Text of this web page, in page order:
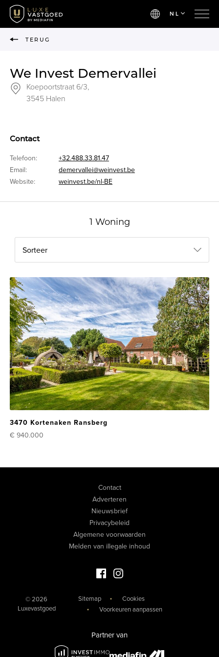
NL
TERUG
We Invest Demervallei
Koepoortstraat 6/3,
3545 Halen
Contact
Telefoon:
+32.488.33.81.47
Email:
demervallei@weinvest.be
Website:
weinvest.be/nl-BE
1 Woning
Sorteer
3470 Kortenaken Ransberg
€ 940.000
Contact
Adverteren
Nieuwsbrief
Privacybeleid
Algemene voorwaarden
Melden van illegale inhoud
Facebook Luxevastgoed
Instagram Luxevastgoed
© 2026
Luxevastgoed
Sitemap
Cookies
Voorkeuren aanpassen
Partner van